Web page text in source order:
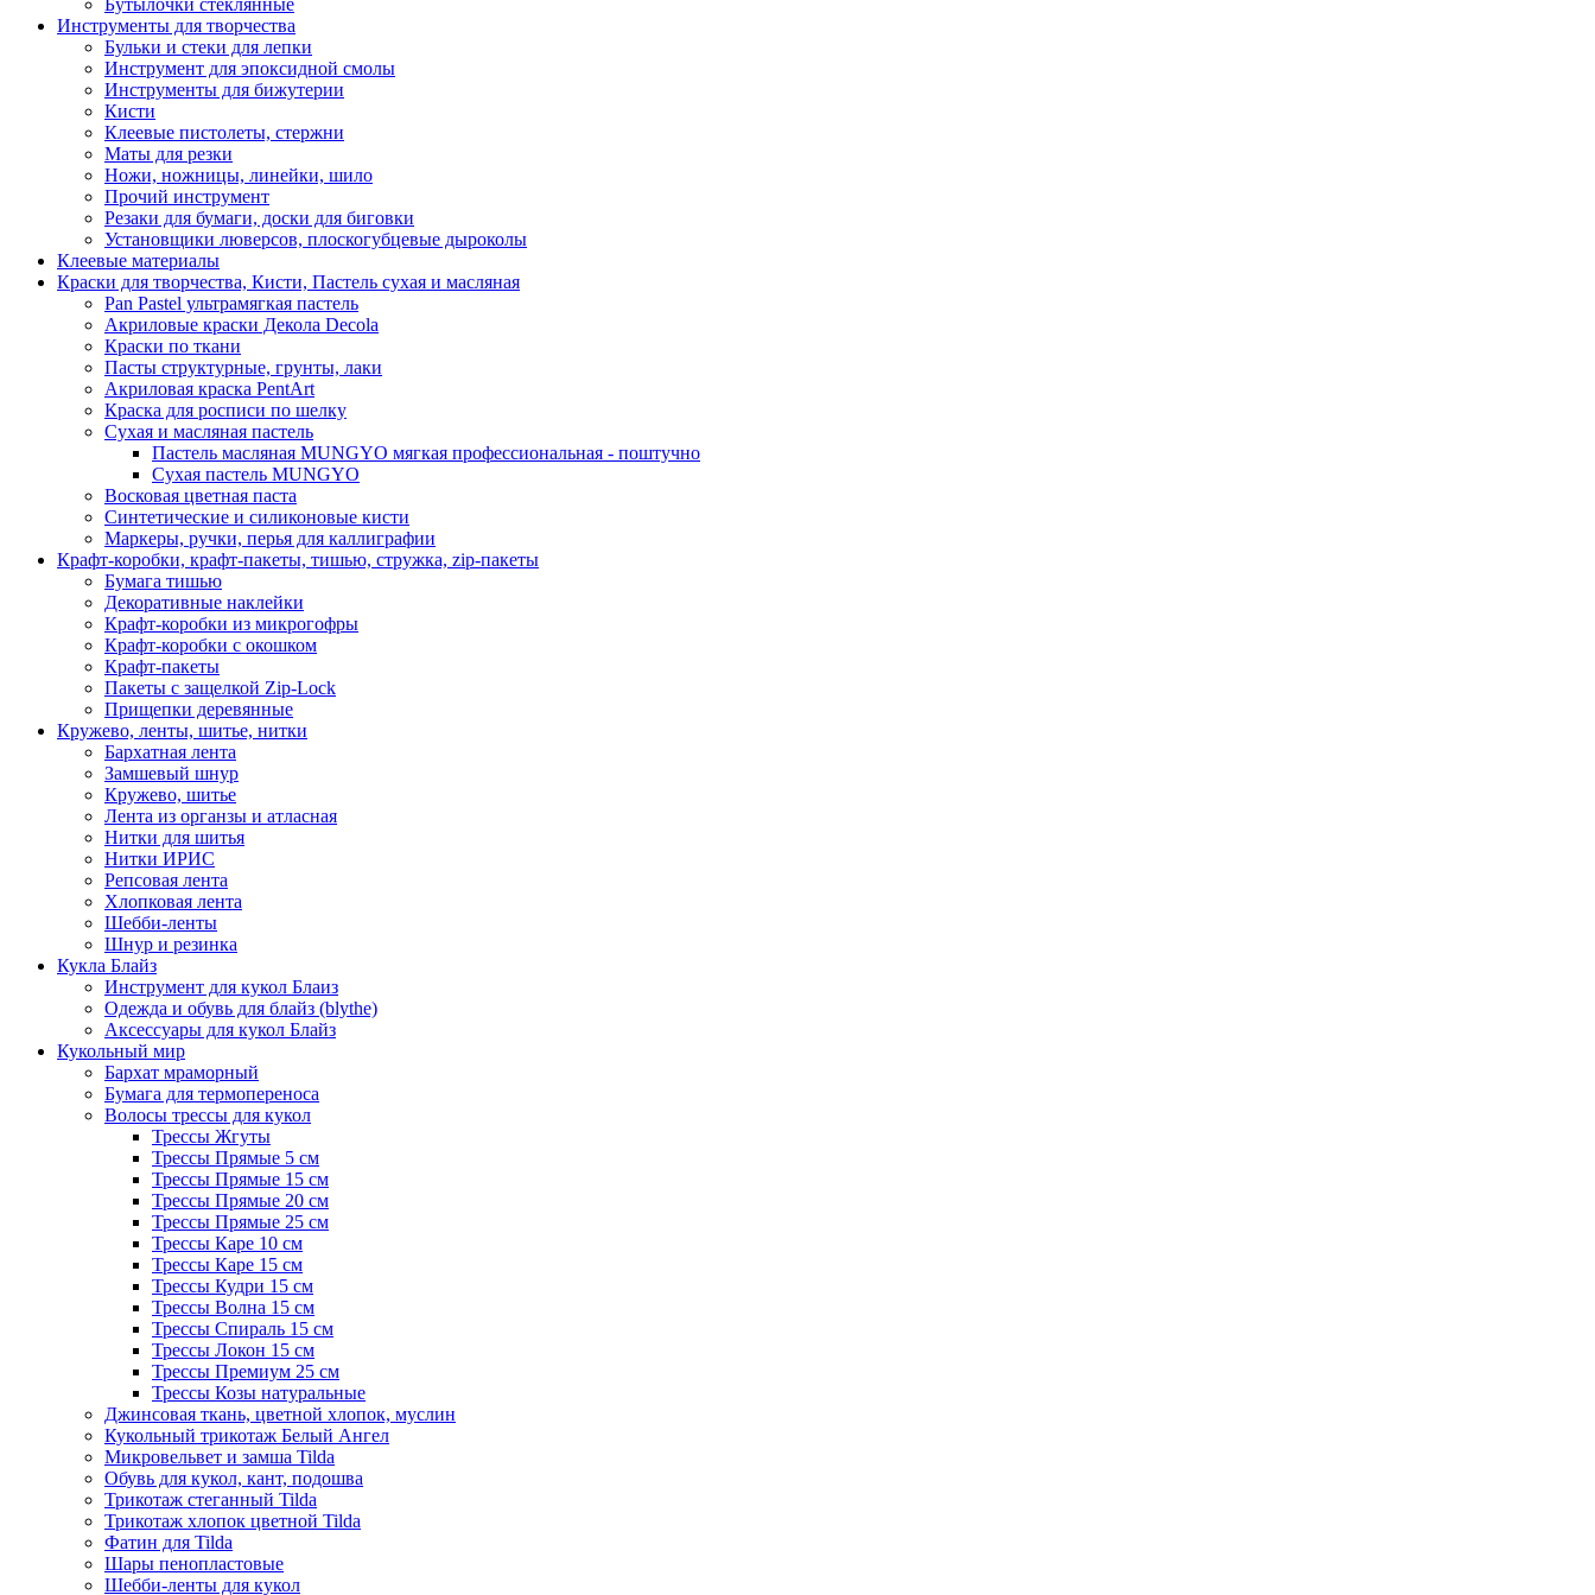
Инструменты для творчества
Бульки и стеки для лепки
Инструмент для эпоксидной смолы
Инструменты для бижутерии
Кисти
Клеевые пистолеты, стержни
Маты для резки
Ножи, ножницы, линейки, шило
Прочий инструмент
Резаки для бумаги, доски для биговки
Установщики люверсов, плоскогубцевые дыроколы
Клеевые материалы
Краски для творчества, Кисти, Пастель сухая и масляная
Pan Pastel ультрамягкая пастель
Акриловые краски Декола Decola
Краски по ткани
Пасты структурные, грунты, лаки
Акриловая краска PentArt
Краска для росписи по шелку
Cухая и масляная пастель
Пастель масляная MUNGYO мягкая профессиональная - поштучно
Сухая пастель MUNGYO
Восковая цветная паста
Синтетические и силиконовые кисти
Маркеры, ручки, перья для каллиграфии
Крафт-коробки, крафт-пакеты, тишью, стружка, zip-пакеты
Бумага тишью
Декоративные наклейки
Крафт-коробки из микрогофры
Крафт-коробки с окошком
Крафт-пакеты
Пакеты с защелкой Zip-Lock
Прищепки деревянные
Кружево, ленты, шитье, нитки
Бархатная лента
Замшевый шнур
Кружево, шитье
Лента из органзы и атласная
Нитки для шитья
Нитки ИРИС
Репсовая лента
Хлопковая лента
Шебби-ленты
Шнур и резинка
Кукла Блайз
Инструмент для кукол Блаиз
Одежда и обувь для блайз (blythe)
Аксессуары для кукол Блайз
Кукольный мир
Бархат мраморный
Бумага для термопереноса
Волосы трессы для кукол
Трессы Жгуты
Трессы Прямые 5 см
Трессы Прямые 15 см
Трессы Прямые 20 см
Трессы Прямые 25 см
Трессы Каре 10 см
Трессы Каре 15 см
Трессы Кудри 15 см
Трессы Волна 15 см
Трессы Спираль 15 см
Трессы Локон 15 см
Трессы Премиум 25 см
Трессы Козы натуральные
Джинсовая ткань, цветной хлопок, муслин
Кукольный трикотаж Белый Ангел
Микровельвет и замша Tilda
Обувь для кукол, кант, подошва
Трикотаж стеганный Tilda
Трикотаж хлопок цветной Tilda
Фатин для Tilda
Шары пенопластовые
Шебби-ленты для кукол